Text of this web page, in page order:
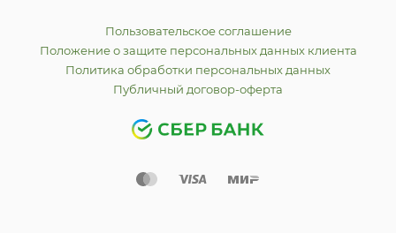
Пользовательское соглашение
Положение о защите персональных данных клиента
Политика обработки персональных данных
Публичный договор-оферта